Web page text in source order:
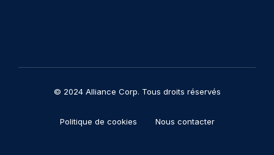
© 2024 Alliance Corp. Tous droits réservés
Politique de cookies Nous contacter